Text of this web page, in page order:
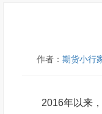
作者： 期货小行
2016年以来，